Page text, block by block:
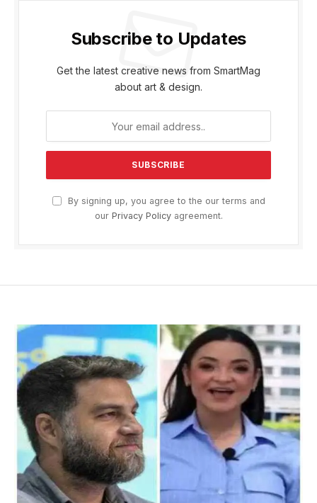
Subscribe to Updates
Get the latest creative news from SmartMag
about art & design.
By signing up, you agree to the our terms and
our Privacy Policyagreement.